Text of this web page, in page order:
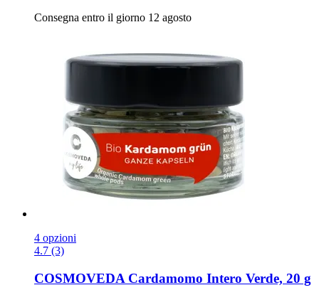
Consegna entro il giorno 12 agosto
4 opzioni
4.7 (3)
COSMOVEDA Cardamomo Intero Verde, 20 g